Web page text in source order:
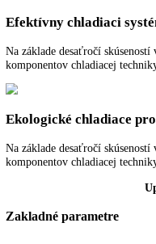
Vysokovýkonné ventilátory
Vymeniteľný doraz
Zariadenia sú v závode
Digitálny ukazovateľ